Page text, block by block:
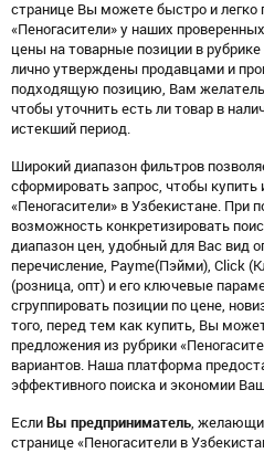
странице Вы можете быстро и легко
«Пеногасители» у наших
цены на товарные позиции в
лично утверждены продавцами и
подходящую позицию, Вам
чтобы уточнить есть ли товар в
истекший период.
Широкий диапазон фильтров
сформировать запрос, чтобы купить
«Пеногасители» в Узбекистане. При
возможность конкретизировать
диапазон цен, удобный для Вас вид
перечисление, Payme(Пэйми), Click
(розница, опт) и его ключевые
сгруппировать позиции по цене,
того, перед тем как купить, Вы
предложения из рубрики
вариантов. Наша платформа
эффективного поиска и экономии
Если Вы предприниматель,
странице «Пеногасители в